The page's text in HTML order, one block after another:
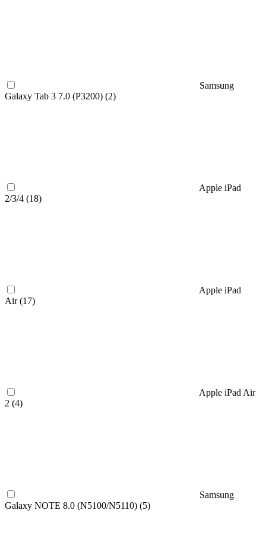
Samsung
Galaxy Tab 3 7.0 (P3200) (2)
Apple iPad
2/3/4 (18)
Apple iPad
Air (17)
Apple iPad Air
2 (4)
Samsung
Galaxy NOTE 8.0 (N5100/N5110) (5)